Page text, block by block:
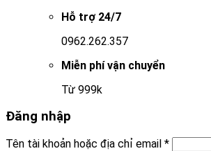
Hỗ trợ 24/7
0962.262.357
Miễn phí vận chuyển
Từ 999k
Đăng nhập
Tên tài khoản hoặc địa chỉ email *